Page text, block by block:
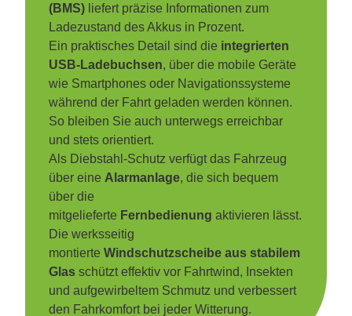
(BMS) liefert präzise Informationen zum
Ladezustand des Akkus in Prozent.
Ein praktisches Detail sind die integrierten
USB-Ladebuchsen, über die mobile Geräte
wie Smartphones oder Navigationssysteme
während der Fahrt geladen werden können.
So bleiben Sie auch unterwegs erreichbar
und stets orientiert.
Als Diebstahl-Schutz verfügt das Fahrzeug
über eine Alarmanlage, die sich bequem
über die
mitgelieferte Fernbedienung aktivieren lässt.
Die werksseitig
montierteWindschutzscheibe aus stabilem
Glas schützt effektiv vor Fahrtwind, Insekten
und aufgewirbeltem Schmutz und verbessert
den Fahrkomfort bei jeder Witterung.